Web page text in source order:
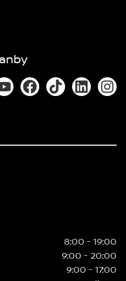
notre compte Twitter
Lien vers notre chaîne
Lien vers notre page
Lien vers notre
Lien vers
8:00 - 19:00
9:00 - 20:00
9:00 - 17:00